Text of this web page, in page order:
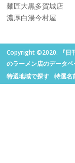
麺匠大黒多賀城店
濃厚白湯今村屋
Copyright ©2020. 『日
のラーメン店のデータ
特選地域で探す
特選名